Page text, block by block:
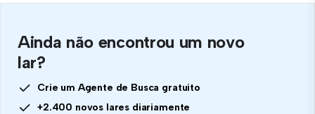
Ainda não encontrou um novo
lar?
Crie um Agente de Busca gratuito
+2.400 novos lares diariamente